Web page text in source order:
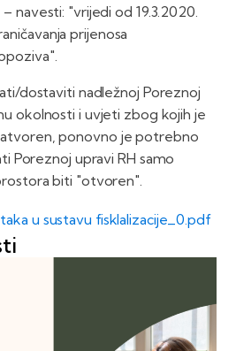
navesti: "vrijedi od 19.3.2020.
prijenosa
dostaviti nadležnoj Poreznoj
okolnosti i uvjeti zbog kojih je
ponovno je potrebno
Poreznoj upravi RH samo
biti "otvoren".
u sustavu fisklalizacije_0.pdf